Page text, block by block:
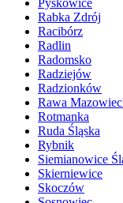
Rabka Zdrój
Racibórz
Radlin
Radomsko
Radziejów
Radzionków
Rawa
Rotmanka
Ruda Śląska
Rybnik
Siemianowice
Skierniewice
Skoczów